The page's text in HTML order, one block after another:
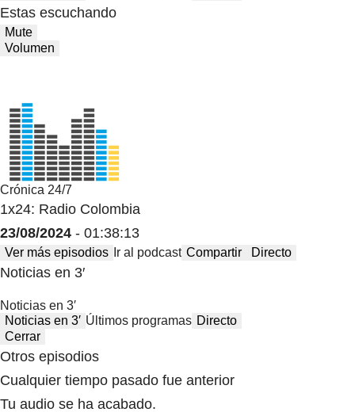
Estas escuchando
Mute
Volumen
Crónica 24/7
1x24: Radio Colombia
23/08/2024 - 01:38:13
Ver más episodios Ir al podcast Compartir Directo
Noticias en 3′
Noticias en 3′
Noticias en 3′ Últimos programas Directo
Cerrar
Otros episodios
Cualquier tiempo pasado fue anterior
Tu audio se ha acabado.